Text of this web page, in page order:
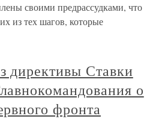
своими предрассудками, что
из тех шагов, которые
директивы Ставки
о
фронта